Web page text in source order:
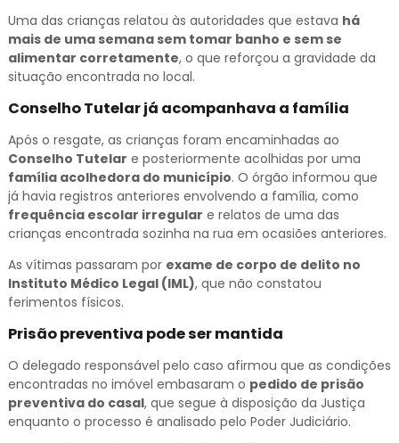
Uma das crianças relatou às autoridades que estava há
mais de uma semana sem tomar banho e sem se
alimentar corretamente, o que reforçou a gravidade da
situação encontrada no local.
Conselho Tutelar já acompanhava a família
Após o resgate, as crianças foram encaminhadas ao
Conselho Tutelar e posteriormente acolhidas por uma
família acolhedora do município. O órgão informou que
já havia registros anteriores envolvendo a família, como
frequência escolar irregular e relatos de uma das
crianças encontrada sozinha na rua em ocasiões anteriores.
As vítimas passaram por exame de corpo de delito no
Instituto Médico Legal (IML), que não constatou
ferimentos físicos.
Prisão preventiva pode ser mantida
O delegado responsável pelo caso afirmou que as condições
encontradas no imóvel embasaram o pedido de prisão
preventiva do casal, que segue à disposição da Justiça
enquanto o processo é analisado pelo Poder Judiciário.